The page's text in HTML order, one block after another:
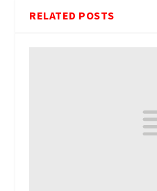
RELATED POSTS